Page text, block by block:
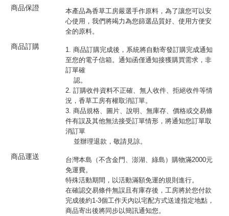
商品保證
本產品為香草工房嚴選手作原料，為了讓您可以安
心使用，我們將竭力為您篩選品質好、使用方便安
全的原料。
商品訂購
1. 商品訂購完成後，系統將自動寄發訂購完成通知
至您的電子信箱。通知函僅通知接獲購買需求，非
訂單確
認。
2. 訂購收件資料不正確、無人收件、拒絕收件等情
況，香草工房有權取消訂單。
3. 商品規格、圖片、說明、無庫存、價格或交易條
件有誤及其他無法接受訂單情形，將通知您訂單取
消訂單
並辦理退款，敬請見諒。
商品運送
台灣本島（不含金門、澎湖、綠島）購物滿2000元
免運費。
特殊活動期間，以活動滿額免運的規則進行。
在確認交易條件無誤且有庫存後，工房將於您付款
完成後約1-3個工作天內以宅配方式送達指定地點，
商品寄出後將同步以簡訊通知您。